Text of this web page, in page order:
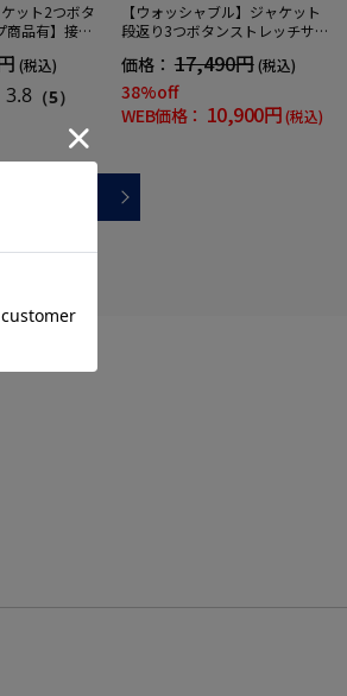
ケット2つボタ
商品有】接触
(税込)
3.8 （5）
【ウォッシャブル】ジャケット
段返り3つボタンストレッチサッ
春夏
価格： 17,490円(税込)
38%off
WEB価格： 10,900円(税込)